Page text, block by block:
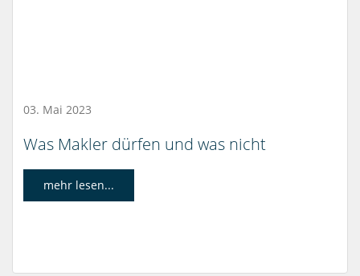
03. Mai 2023
Was Makler dürfen und was nicht
mehr lesen...